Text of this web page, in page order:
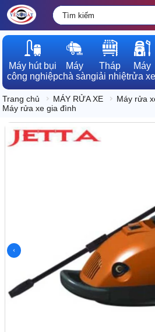
Máy hút bụi
công nghiệp
Máy
chà sàn
Tháp
giải nhiệt
Máy
rửa xe
Trang chủ MÁY RỬA XE
Máy rửa
Máy rửa xe gia đình